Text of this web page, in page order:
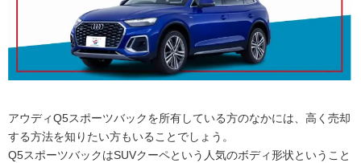
アウディQ5スポーツバックを所有している方のなかには、高く売却
する方法を知りたい方もいることでしょう。
Q5スポーツバックはSUVクーペという人気のボディ形状ということ